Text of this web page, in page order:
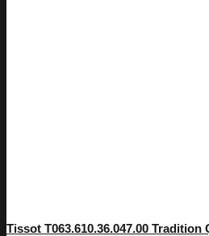
Tissot T063.610.36.047.00 Tradition